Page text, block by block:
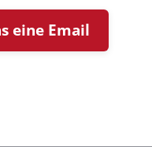
eine Email